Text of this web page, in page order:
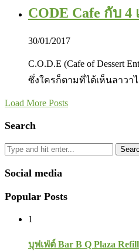
CODE Cafe กับ
30/01/2017
C.O.D.E (Cafe of Dessert
ซึ่งใครก็ตามที่ได้เห็นลาวา
Load More Posts
Search
Social media
Popular Posts
1
บุฟเฟ่ต์ Bar B Q Plaza